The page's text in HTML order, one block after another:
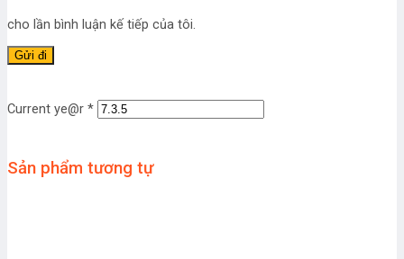
cho lần bình luận kế tiếp của tôi.
Current ye@r *
Sản phẩm tương tự